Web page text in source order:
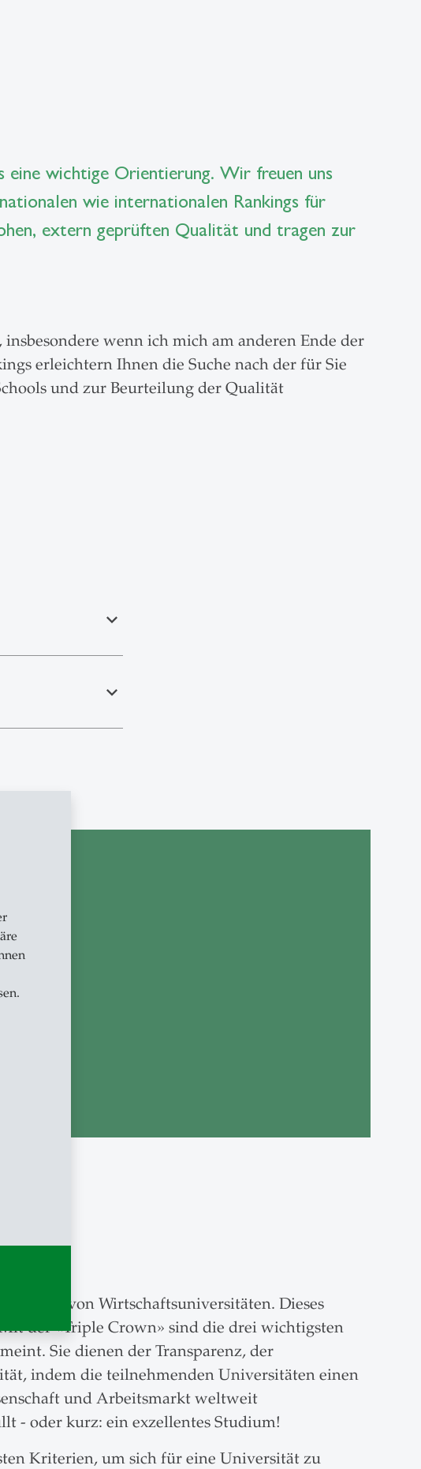
eine wichtige Orientierung. Wir freuen uns
wie internationalen Rankings für
extern geprüften Qualität und tragen zur
wenn ich mich am anderen Ende der
erleichtern Ihnen die Suche nach der für Sie
und zur Beurteilung der Qualität
expand_less
expand_less
von Wirtschaftsuniversitäten. Dieses
der «Triple Crown» sind die drei wichtigsten
Sie dienen der Transparenz, der
indem die teilnehmenden Universitäten einen
und Arbeitsmarkt weltweit
- oder kurz: ein exzellentes Studium!
Kriterien, um sich für eine Universität zu